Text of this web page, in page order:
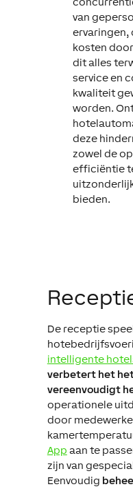
van
ervaringen,
kosten
dit alles
service en
kwaliteit
worden.
deze
zowel de
efficiëntie
bieden.
De receptie
intelligente
verbetert het
vereenvoudigt
operationele
door
App aan te
zijn van
Eenvoudig